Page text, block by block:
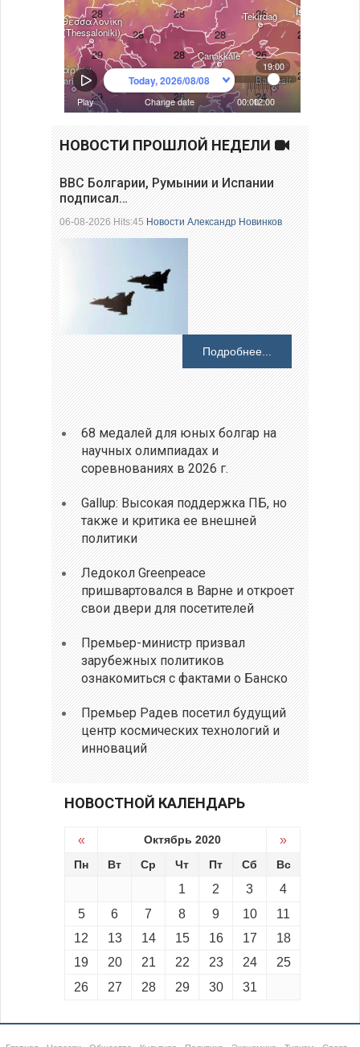
НОВОСТИ ПРОШЛОЙ НЕДЕЛИ
ВВС Болгарии, Румынии и Испании
подписал…
06-08-2026 Hits:45Новости Александр Новинков
Подробнее...
68 медалей для юных болгар на
научных олимпиадах и
соревнованиях в 2026 г.
Gallup: Высокая поддержка ПБ, но
также и критика ее внешней
политики
Ледокол Greenpeace
пришвартовался в Варне и откроет
свои двери для посетителей
Премьер-министр призвал
зарубежных политиков
ознакомиться с фактами о Банско
Премьер Радев посетил будущий
центр космических технологий и
инноваций
НОВОСТНОЙ КАЛЕНДАРЬ
« Октябрь 2020 »
Пн Вт Ср Чт Пт Сб Вс
1 2 3
4
5
6 7 8 9 10
11
12
13 14 15 16 17
18
19
20 21 22 23 24
25
26
27 28 29 30 31